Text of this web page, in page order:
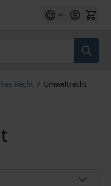
Recht / Umweltrecht